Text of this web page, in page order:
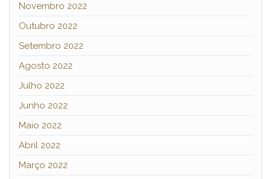
Novembro 2022
Outubro 2022
Setembro 2022
Agosto 2022
Julho 2022
Junho 2022
Maio 2022
Abril 2022
Março 2022